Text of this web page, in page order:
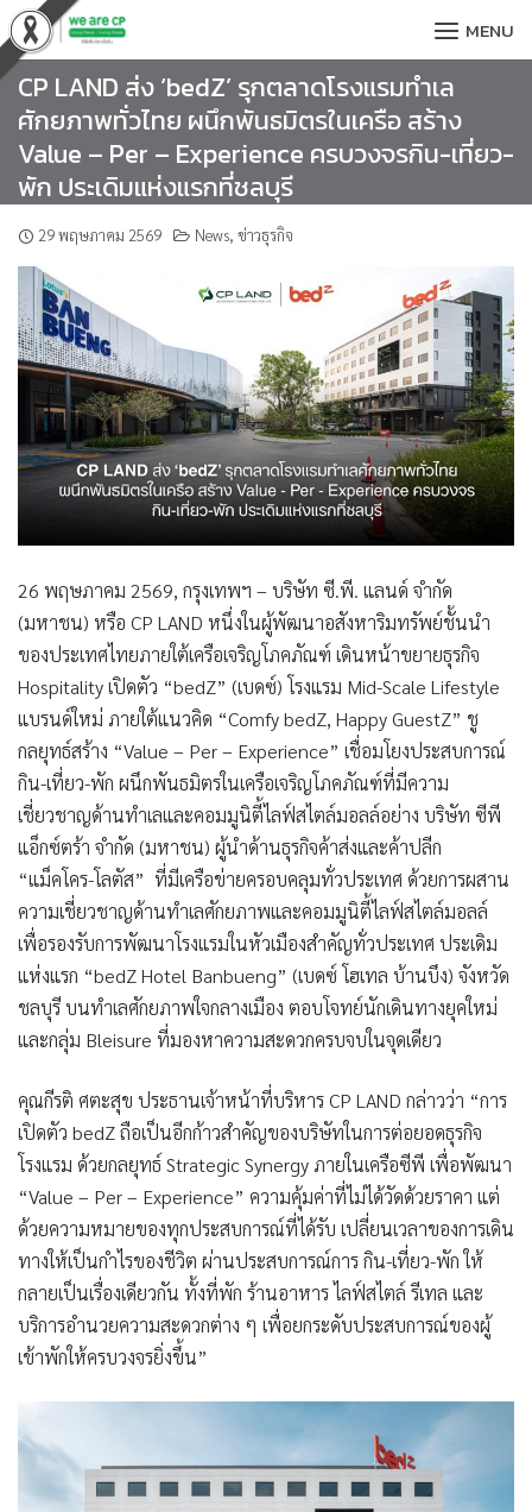
Skip
to
content
MENU
CP LAND ส่ง ‘bedZ’ รุกตลาดโรงแรมทำเล
ศักยภาพทั่วไทย ผนึกพันธมิตรในเครือ สร้าง
Value – Per – Experience ครบวงจรกิน-เที่ยว-
พัก ประเดิมแห่งแรกที่ชลบุรี
29 พฤษภาคม 2569 News, ข่าวธุรกิจ
26 พฤษภาคม 2569, กรุงเทพฯ – บริษัท ซี.พี. แลนด์ จำกัด
(มหาชน) หรือ CP LAND หนึ่งในผู้พัฒนาอสังหาริมทรัพย์ชั้นนำ
ของประเทศไทยภายใต้เครือเจริญโภคภัณฑ์ เดินหน้าขยายธุรกิจ
Hospitality เปิดตัว “bedZ” (เบดซ์) โรงแรม Mid-Scale Lifestyle
แบรนด์ใหม่ ภายใต้แนวคิด “Comfy bedZ, Happy GuestZ” ชู
กลยุทธ์สร้าง “Value – Per – Experience” เชื่อมโยงประสบการณ์
กิน-เที่ยว-พัก ผนึกพันธมิตรในเครือเจริญโภคภัณฑ์ที่มีความ
เชี่ยวชาญด้านทำเลและคอมมูนิตี้ไลฟ์สไตล์มอลล์อย่าง บริษัท ซีพี
แอ็กซ์ตร้า จำกัด (มหาชน) ผู้นำด้านธุรกิจค้าส่งและค้าปลีก
“แม็คโคร-โลตัส” ที่มีเครือข่ายครอบคลุมทั่วประเทศ ด้วยการผสาน
ความเชี่ยวชาญด้านทำเลศักยภาพและคอมมูนิตี้ไลฟ์สไตล์มอลล์
เพื่อรองรับการพัฒนาโรงแรมในหัวเมืองสำคัญทั่วประเทศ ประเดิม
แห่งแรก “bedZ Hotel Banbueng” (เบดซ์ โฮเทล บ้านบึง) จังหวัด
ชลบุรี บนทำเลศักยภาพใจกลางเมือง ตอบโจทย์นักเดินทางยุคใหม่
และกลุ่ม Bleisure ที่มองหาความสะดวกครบจบในจุดเดียว
คุณกีรติ ศตะสุข ประธานเจ้าหน้าที่บริหารCP LAND กล่าวว่า “การ
เปิดตัว bedZถือเป็นอีกก้าวสำคัญของบริษัทในการต่อยอดธุรกิจ
โรงแรม ด้วยกลยุทธ์ Strategic Synergy ภายในเครือซีพี เพื่อพัฒนา
“Value – Per – Experience” ความคุ้มค่าที่ไม่ได้วัดด้วยราคา แต่
ด้วยความหมายของทุกประสบการณ์ที่ได้รับ เปลี่ยนเวลาของการเดิน
ทางให้เป็นกำไรของชีวิต ผ่านประสบการณ์การ กิน-เที่ยว-พัก ให้
กลายเป็นเรื่องเดียวกัน ทั้งที่พัก ร้านอาหาร ไลฟ์สไตล์ รีเทล และ
บริการอำนวยความสะดวกต่าง ๆ เพื่อยกระดับประสบการณ์ของผู้
เข้าพักให้ครบวงจรยิ่งขึ้น”